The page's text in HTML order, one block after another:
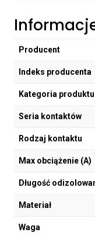
Producent
Indeks producenta
Kategoria produktu
Seria kontaktów
Rodzaj kontaktu
Max obciążenie (A)
Długość
Materiał
Waga